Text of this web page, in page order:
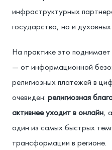
инфраструктурных
государства, но и
На практике это
— от информационной
религиозных платежей в
очевиден: религиозная
активнее уходит в онлайн,
один из самых быстрых
трансформации в регионе.